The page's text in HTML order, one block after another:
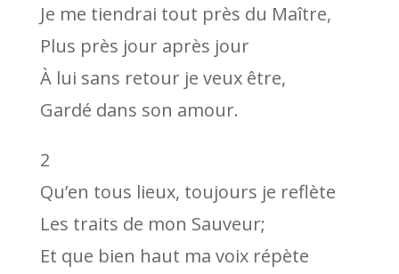
Je me tiendrai tout près du Maître,
Plus près jour après jour
À lui sans retour je veux être,
Gardé dans son amour.
2
Qu’en tous lieux, toujours je reflète
Les traits de mon Sauveur;
Et que bien haut ma voix répète